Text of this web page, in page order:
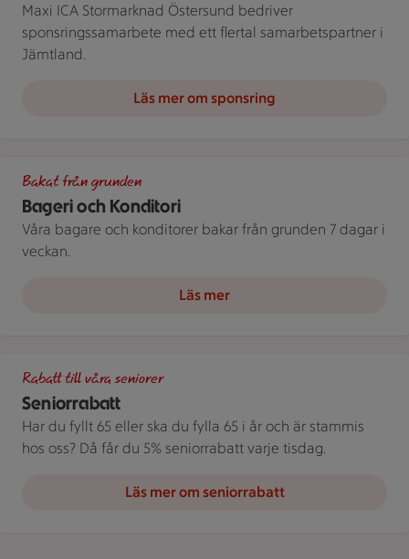
Maxi ICA Stormarknad Östersund bedriver
sponsringssamarbete med ett flertal samarbetspartner i
Jämtland.
Läs mer om sponsring
Bageri och Konditori
Bakat från grunden
Våra bagare och konditorer bakar från grunden 7 dagar i
veckan.
Läs mer
Seniorrabatt
Rabatt till våra seniorer
Har du fyllt 65 eller ska du fylla 65 i år och är stammis
hos oss? Då får du 5% seniorrabatt varje tisdag.
Läs mer om seniorrabatt